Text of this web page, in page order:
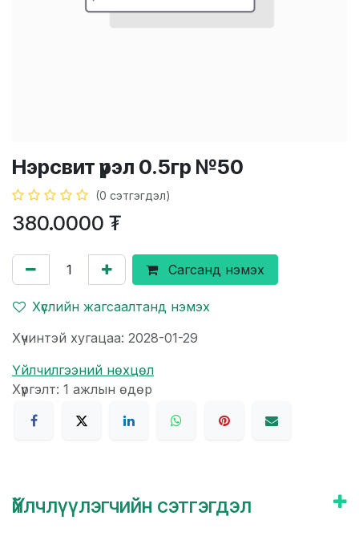
Нэрсвит үрэл 0.5гр №50
(0 сэтгэгдэл)
380.0000 ₮
Сагсанд нэмэх
Хүслийн жагсаалтанд нэмэх
Хүчинтэй хугацаа: 2028-01-29
Үйлчилгээний нөхцөл
Хүргэлт: 1 ажлын өдөр
Үйлчлүүлэгчийн сэтгэгдэл